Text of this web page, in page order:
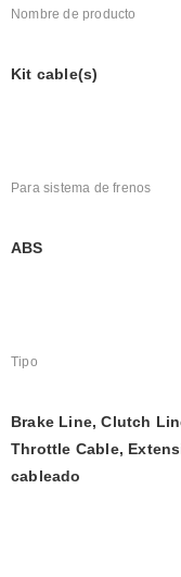
Nombre de producto
Kit cable(s)
Para sistema de frenos
ABS
Tipo
Brake Line, Clutch
Throttle Cable,
cableado